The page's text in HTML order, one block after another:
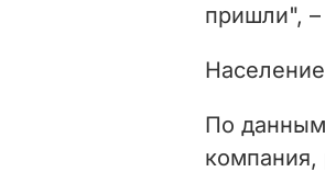
пришли",
По данным
компания,